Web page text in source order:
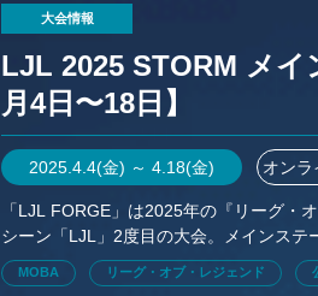
大会情報
LJL 2025 STORM メイ
月4日〜18日】
2025.4.4(金) ～ 4.18(金) オンラ
「LJL FORGE」は2025年の『リーグ・
シーン「LJL」2度目の大会。メインステ
ノックアウトステージに進出する。配信
MOBA リーグ・オブ・レジェンド